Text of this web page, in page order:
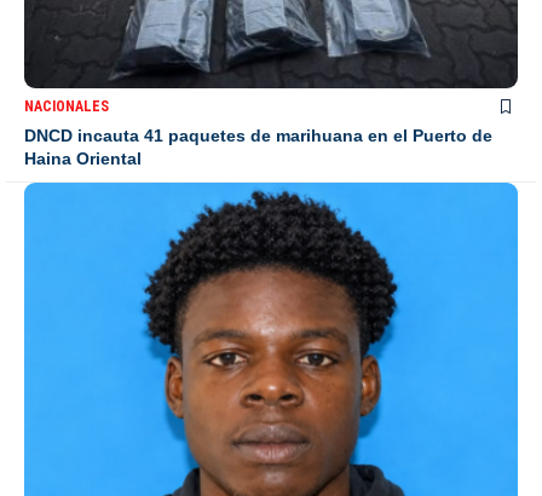
NACIONALES
DNCD incauta 41 paquetes de marihuana en el Puerto de
Haina Oriental